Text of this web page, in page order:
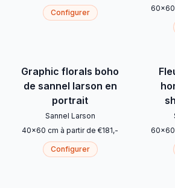
Configurer 60x60
Graphic florals boho
de sannel larson en
portrait
Sannel Larson
40x60 cm à partir de €181,-
Configurer
60x60